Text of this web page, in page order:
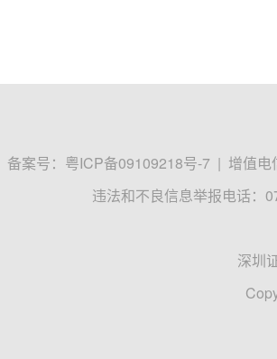
备案号： 粤ICP备09109218号-7 | 增值电
违法和不良信息举报电话：
深圳